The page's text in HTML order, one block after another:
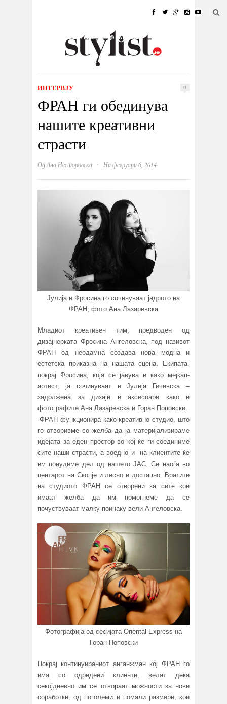
УБАВИНА
КУЛТУРА @РАБОТА
ИЗЛОГ
ИНТЕРВЈУ 0
ФРАН ги обединува
нашите креативни
страсти
ОдАна Несторовска · На февруари 6, 2014
Јулија и Фросина го сочинуваат јадрото на
ФРАН, фото Ана Лазаревска
Младиот креативен тим, предводен од
дизајнерката Фросина Ангеловска, под називот
ФРАН од неодамна создава нова модна и
естeтска приказна на нашата сцена. Екипата,
покрај Фросина, која се јавува и како мејкап-
артист, ја сочинуваат и Јулија Гичевска –
задолжена за дизајн и аксесоари како и
фотографите Ана Лазаревска и Горан Поповски.
-ФРАН функционира како креативно студио, што
го отворивме со желба да ја материјализираме
идејата за еден простор во кој ќе ги соединиме
сите наши страсти, а воедно и на клиентите ќе
им понудиме дел од нашето ЈАС. Се наоѓа во
центарот на Скопје и лесно е достапно. Вратите
на студиото ФРАН се отворени за сите кои
имаат желба да им помогнеме да се
почуствуваат малку поинаку-вели Ангеловска.
Фотографија од сесијата Oriental Express на
Горан Поповски
Покрај континуираниот анганжман кој ФРАН го
има со одредени клиенти, велат дека
секојдневно им се отвораат можности за нови
соработки, од поголеми и помали размери, кои